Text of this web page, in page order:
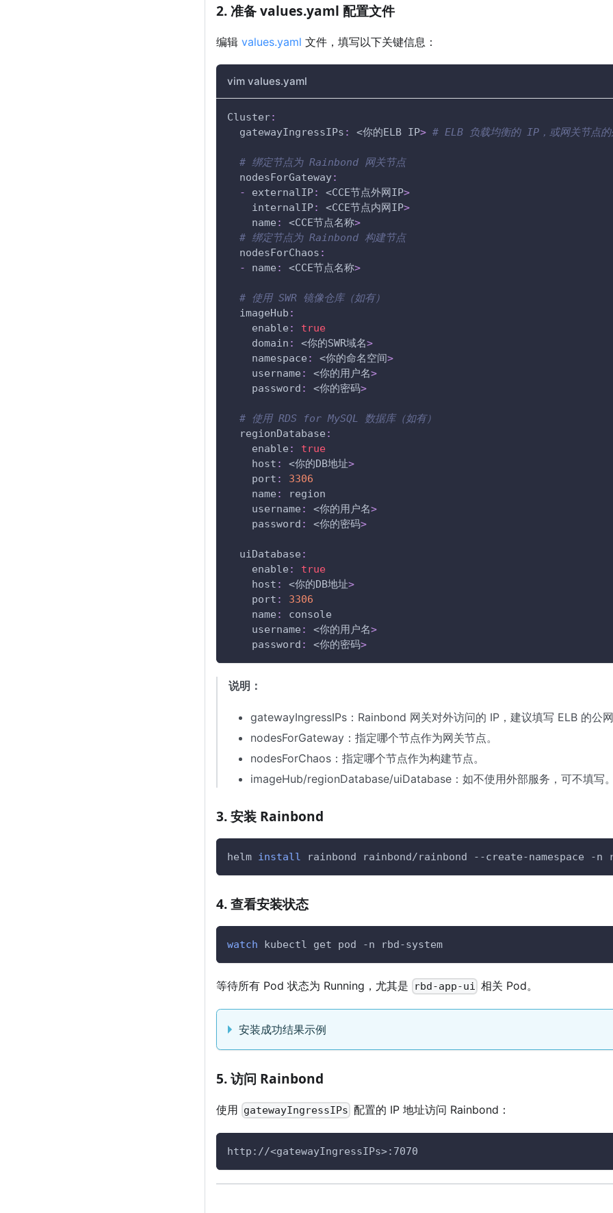
2. 准备 values.yaml 配置文件
编辑 values.yaml 文件，填写以下关键信息：
vim values.yaml
Cluster:
gatewayIngressIPs : <你的ELB IP> # ELB 负载均衡的 IP，或网关节点
# 绑定节点为 Rainbond 网关节点
nodesForGateway:
-
externalIP: <CCE节点外网IP>
internalIP: <CCE节点内网IP>
name : <CCE节点名称>
# 绑定节点为 Rainbond 构建节点
nodesForChaos :
-
name : <CCE节点名称>
# 使用 SWR 镜像仓库（如有）
imageHub :
enable :
true
domain : <你的SWR域名>
namespace : <你的命名空间>
username : <你的用户名>
password : <你的密码>
# 使用 RDS for MySQL 数据库（如有）
regionDatabase :
enable :
true
host : <你的DB地址>
port :
3306
name :
region
username : <你的用户名>
password : <你的密码>
uiDatabase :
enable :
true
host : <你的DB地址>
port :
3306
name :
console
username : <你的用户名>
password : <你的密码>
说明：
gatewayIngressIPs：Rainbond 网关对外访问的 IP，建议填写 ELB 的公网
nodesForGateway：指定哪个节点作为网关节点。
nodesForChaos：指定哪个节点作为构建节点。
imageHub/regionDatabase/uiDatabase：如不使用外部服务，可不填写。
3. 安装 Rainbond
helm install rainbond rainbond/rainbond --create-namespace -n
4. 查看安装状态
watch kubectl get pod -n rbd-system
等待所有 Pod 状态为 Running，尤其是 rbd-app-ui 相关 Pod。
安装成功结果示例
5. 访问 Rainbond
使用 gatewayIngressIPs 配置的 IP 地址访问 Rainbond：
http://<gatewayIngressIPs>:7070